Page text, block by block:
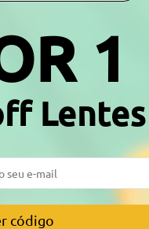
com histórico de
1
Lentes
código